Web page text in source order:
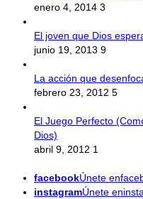
enero 4, 2014 3
El joven que Dios
junio 19, 2013 9
La acción que
febrero 23, 2012 5
El Juego Perfecto
Dios)
abril 9, 2012 1
facebookÚnete
instagramÚnete